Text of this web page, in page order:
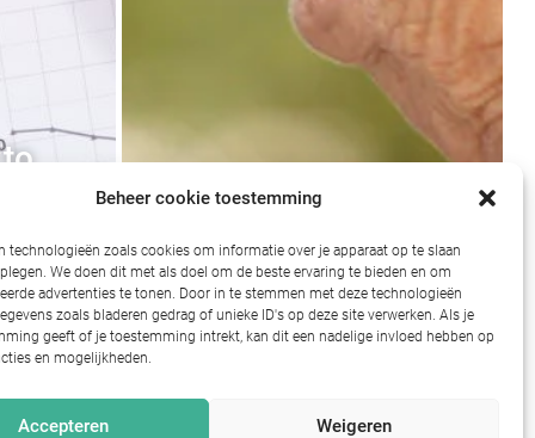
Beheer cookie toestemming
technologieën zoals cookies om informatie over je apparaat op te slaan
We doen dit met als doel om de beste ervaring te bieden en om
advertenties te tonen. Door in te stemmen met deze technologieën
zoals bladeren gedrag of unieke ID's op deze site verwerken. Als je
geeft of je toestemming intrekt, kan dit een nadelige invloed hebben op
en mogelijkheden.
Accepteren Weigeren
in
Kan geur isolement
doorbreken?